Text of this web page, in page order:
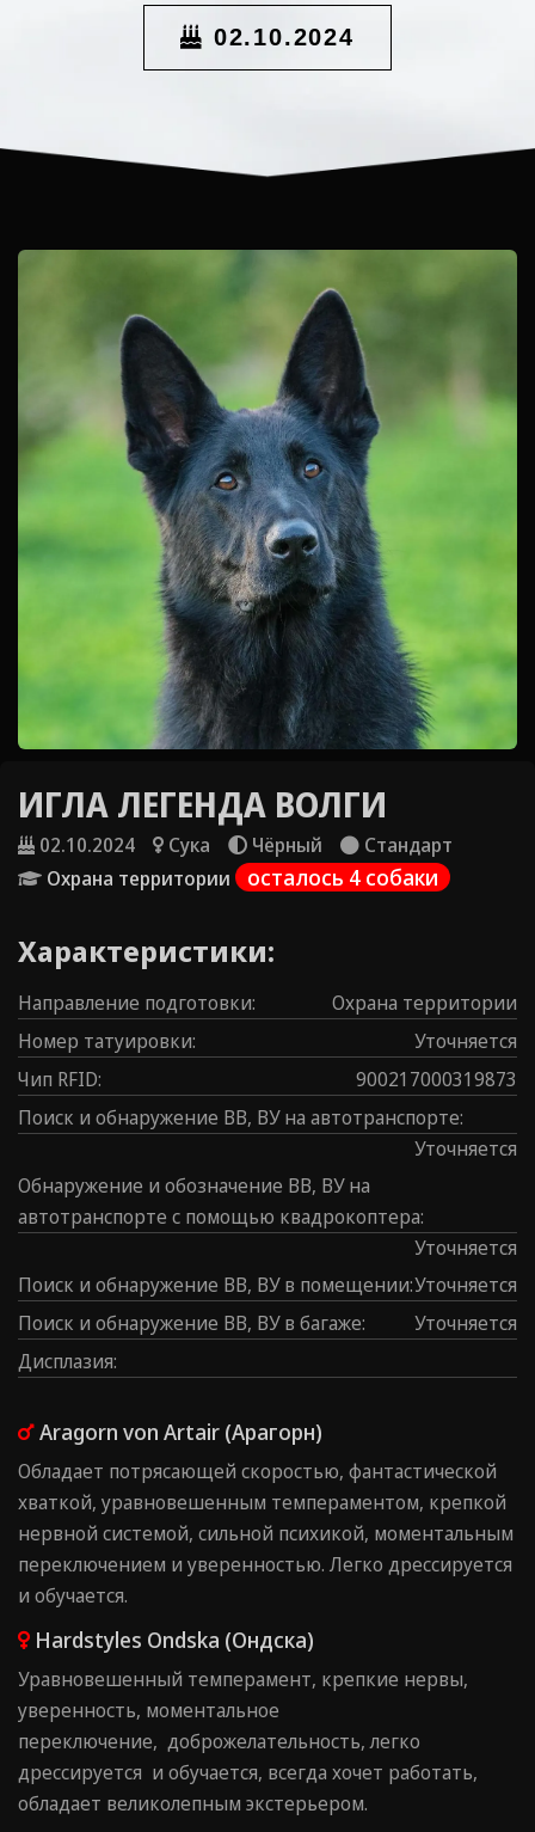
02.10.2024
ИГЛА ЛЕГЕНДА ВОЛГИ
02.10.2024 Сука Чёрный
Стандарт
Охрана территории
осталось 4 собаки
Характеристики:
Направление подготовки:
Охрана территории
Номер татуировки:
Уточняется
Чип RFID:
900217000319873
Поиск и обнаружение ВВ, ВУ на автотранспорте:
Уточняется
Обнаружение и обозначение ВВ, ВУ на
автотранспорте с помощью квадрокоптера:
Уточняется
Поиск и обнаружение ВВ, ВУ в помещении:Уточняется
Поиск и обнаружение ВВ, ВУ в багаже:
Уточняется
Дисплазия:
Aragorn von Artair (Арагорн)
Обладает потрясающей скоростью, фантастической
хваткой, уравновешенным темпераментом, крепкой
нервной системой, сильной психикой, моментальным
переключением и уверенностью. Легко дрессируется
и обучается.
Hardstyles Ondska (Ондска)
Уравновешенный темперамент, ⁠крепкие нервы,
⁠уверенность, ⁠моментальное
переключение, ⁠доброжелательность, ⁠легко
дрессируется и обучается, ⁠всегда хочет работать,
⁠обладает великолепным экстерьером.